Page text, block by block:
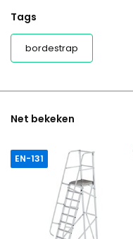
Tags
bordestrap
Net bekeken
EN-131